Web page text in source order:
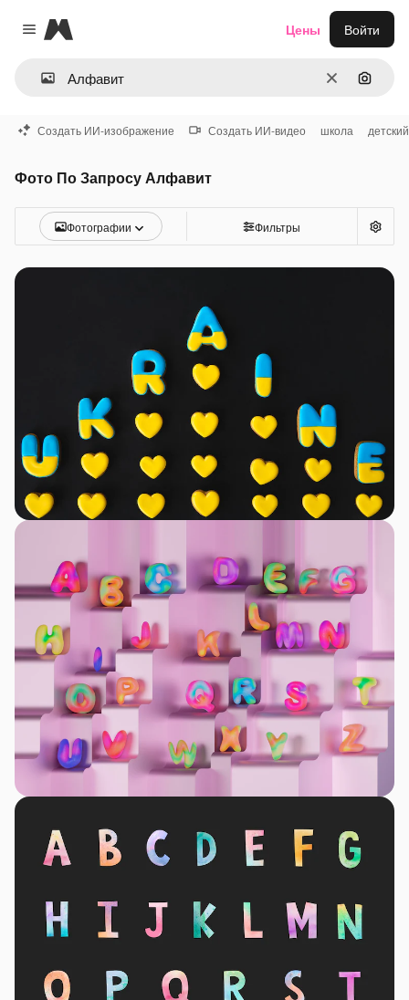
Close menu
Magnific
ОчиститьПоиск
Цены Войти
Создать ИИ-изображение Создать ИИ-видео школа
Фото По Запросу Алфавит
Фотографии Фильтры